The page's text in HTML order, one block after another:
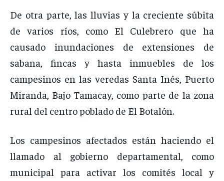
De otra parte, las lluvias y la creciente súbita
de varios ríos, como El Culebrero que ha
causado inundaciones de extensiones de
sabana, fincas y hasta inmuebles de los
campesinos en las veredas Santa Inés, Puerto
Miranda, Bajo Tamacay, como parte de la zona
rural del centro poblado de El Botalón.
Los campesinos afectados están haciendo el
llamado al gobierno departamental, como
municipal para activar los comités local y